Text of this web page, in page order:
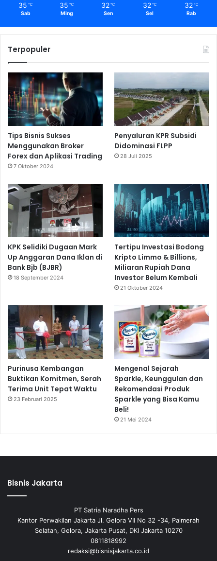
35 ℃
Sab
35 ℃
Ming
32 ℃
Sen
32 ℃
Sel
32 ℃
Rab
Terpopuler
Tips Bisnis Sukses
Menggunakan Broker
Forex dan Aplikasi Trading
7 Oktober 2024
Penyaluran KPR Subsidi
Didominasi FLPP
28 Juli 2025
KPK Selidiki Dugaan Mark
Up Anggaran Dana Iklan di
Bank Bjb (BJBR)
18 September 2024
Tertipu Investasi Bodong
Kripto Limmo & Billions,
Miliaran Rupiah Dana
Investor Belum Kembali
21 Oktober 2024
Purinusa Kembangan
Buktikan Komitmen, Serah
Terima Unit Tepat Waktu
23 Februari 2025
Mengenal Sejarah
Sparkle, Keunggulan dan
Rekomendasi Produk
Sparkle yang Bisa Kamu
Beli!
21 Mei 2024
Bisnis Jakarta
PT Satria Naradha Pers
Kantor Perwakilan Jakarta Jl. Gelora VII No 32 -34, Palmerah
Selatan, Gelora, Jakarta Pusat, DKI Jakarta 10270
0811818992
redaksi@bisnisjakarta.co.id